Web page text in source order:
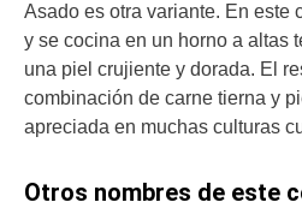
Asado es otra variante. En este
y se cocina en un horno a altas
una piel crujiente y dorada. El
combinación de carne tierna y
apreciada en muchas culturas
Otros nombres de este